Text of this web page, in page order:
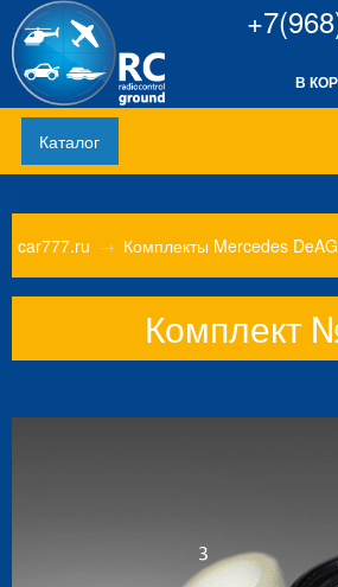
В
Каталог
car777.ru → Комплекты Mercedes
Комплект